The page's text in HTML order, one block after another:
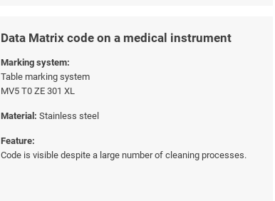
Data Matrix code on a medical instrument
Marking system:
Table marking system
MV5 T0 ZE 301 XL
Material: Stainless steel
Feature:
Code is visible despite a large number of cleaning processes.